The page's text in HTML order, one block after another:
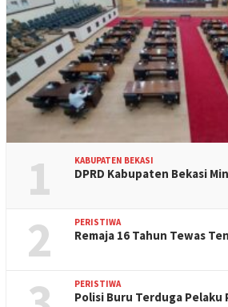
1 KABUPATEN BEKASI
DPRD Kabupaten Bekasi
2 PERISTIWA
Remaja 16 Tahun Tewas
PERISTIWA
Polisi Buru Terduga